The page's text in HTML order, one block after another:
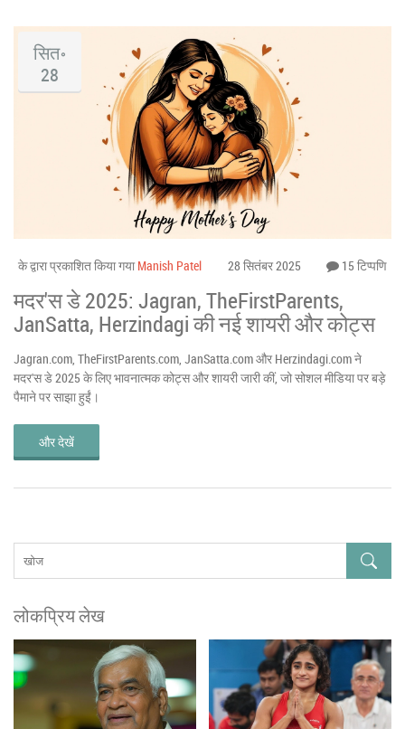
सित॰
28
के द्वारा प्रकाशित किया गया Manish Patel 28 सितंबर 2025 15 टिप्पणि
मदर'स डे 2025: Jagran, TheFirstParents,
JanSatta, Herzindagi की नई शायरी और कोट्स
Jagran.com, TheFirstParents.com, JanSatta.com और Herzindagi.com ने
मदर'स डे 2025 के लिए भावनात्मक कोट्स और शायरी जारी कीं, जो सोशल मीडिया पर बड़े
पैमाने पर साझा हुईं।
और देखें
लोकप्रिय लेख